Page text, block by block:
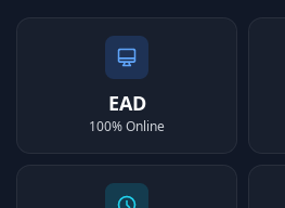
EAD
100% Online